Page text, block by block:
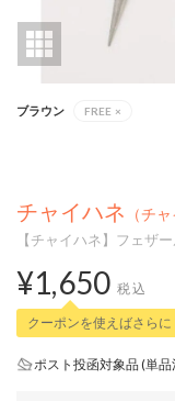
ブラウン FREE ×
チャイハネ （チ
【チャイハネ】フェザ
¥1,650 税込
クーポンを使えばさらに
ポスト投函対象品 (単